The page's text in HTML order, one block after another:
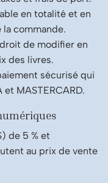
en totalité et en
commande.
de modifier en
des livres.
sécurisé qui
MASTERCARD.
de 5 % et
au prix de vente